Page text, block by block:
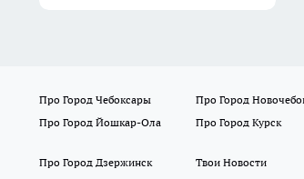
Про Город Чебоксары Про Город
Про Город Йошкар-Ола
Про Город Курск
Про Город Дзержинск
Твои Новости